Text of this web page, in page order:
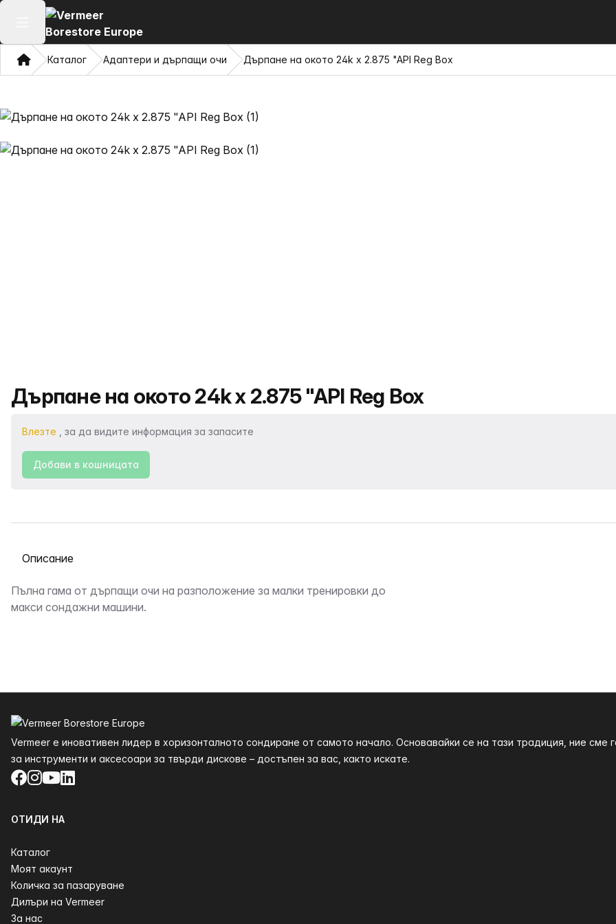
Отваряне на главното меню
ДомКаталог Адаптери и дърпащи очи Дърпане на окото 24k x 2.875 "API Reg Box
Име на продукта
Дърпане на окото 24k x 2.875 "API Reg Box
Влезте , за да видите информация за запасите
Добави в кошницата
Избор на раздел
Описание
Пълна гама от дърпащи очи на разположение за малки тренировки до
макси сондажни машини.
Vermeer е иновативен лидер в хоризонталното сондиране от самото начало. Основавайки се на тази традиция, ние сме
за инструменти и аксесоари за твърди дискове – достъпен за вас, както искате.
Facebook
Instagram
YouTube
LinkedIn
ОТИДИ НА
Каталог
Моят акаунт
Количка за пазаруване
Дилъри на Vermeer
За нас